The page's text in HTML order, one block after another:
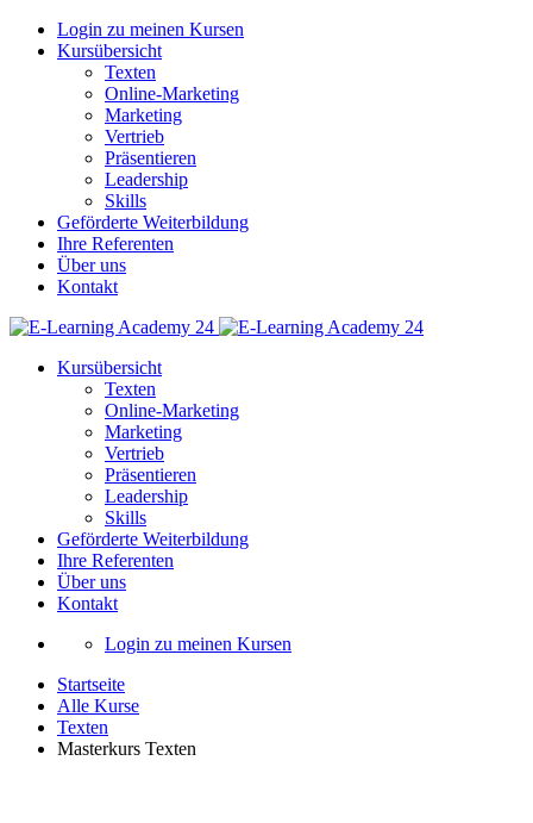
Login zu meinen Kursen
Kursübersicht
Texten
Online-Marketing
Marketing
Vertrieb
Präsentieren
Leadership
Skills
Geförderte Weiterbildung
Ihre Referenten
Über uns
Kontakt
Kursübersicht
Texten
Online-Marketing
Marketing
Vertrieb
Präsentieren
Leadership
Skills
Geförderte Weiterbildung
Ihre Referenten
Über uns
Kontakt
Login zu meinen Kursen
Startseite
Alle Kurse
Texten
Masterkurs Texten